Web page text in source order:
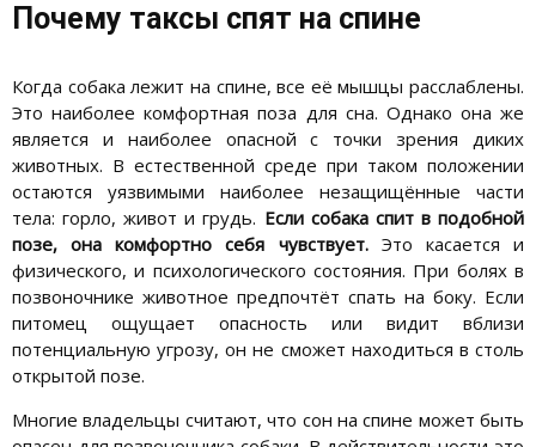
Почему таксы спят на спине
Когда собака лежит на спине, все её мышцы расслаблены.
Это наиболее комфортная поза для сна. Однако она же
является и наиболее опасной с точки зрения диких
животных. В естественной среде при таком положении
остаются уязвимыми наиболее незащищённые части
тела: горло, живот и грудь. Если собака спит в подобной
позе, она комфортно себя чувствует.Это касается и
физического, и психологического состояния. При болях в
позвоночнике животное предпочтёт спать на боку. Если
питомец ощущает опасность или видит вблизи
потенциальную угрозу, он не сможет находиться в столь
открытой позе.
Многие владельцы считают, что сон на спине может быть